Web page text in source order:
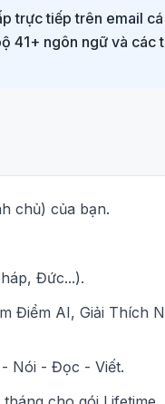
trực tiếp trên email
41+ ngôn ngữ và các
chủ) của bạn.
Đức...).
Điểm AI, Giải Thích
Nói - Đọc - Viết.